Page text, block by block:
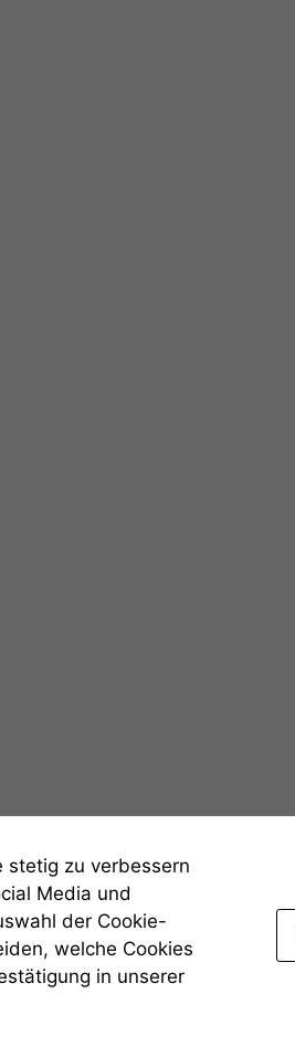
stetig zu verbessern
Media und
der Cookie-
welche Cookies
in unserer
Funktionalität
Funktionen auf
dieser Website
sind optional.
Wenn Sie